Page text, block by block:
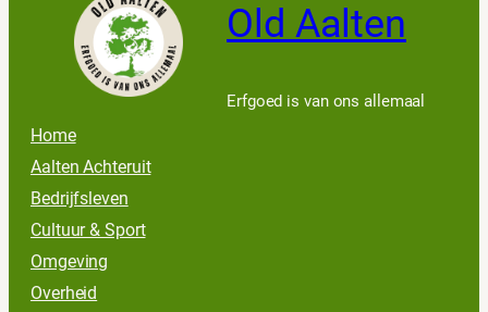
Old Aalten
Erfgoed is van ons allemaal
Home
Aalten Achteruit
Bedrijfsleven
Cultuur & Sport
Omgeving
Overheid